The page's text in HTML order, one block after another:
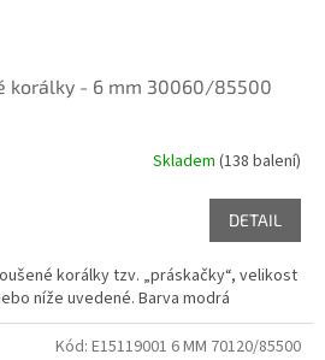
korálky - 6 mm 30060/85500
Skladem (138 balení)
DETAIL
korálky tzv. „práskačky“, velikost
níže uvedené. Barva modrá
Kód: E15119001 6 MM 70120/85500